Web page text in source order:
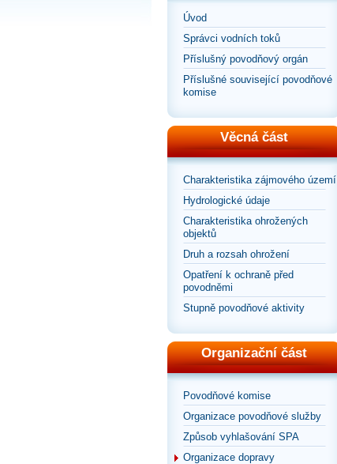
Úvod
Správci vodních toků
Příslušný povodňový orgán
Příslušné související povodňové
komise
Věcná část
Charakteristika zájmového území
Hydrologické údaje
Charakteristika ohrožených
objektů
Druh a rozsah ohrožení
Opatření k ochraně před
povodněmi
Stupně povodňové aktivity
Organizační část
Povodňové komise
Organizace povodňové služby
Způsob vyhlašování SPA
Organizace dopravy